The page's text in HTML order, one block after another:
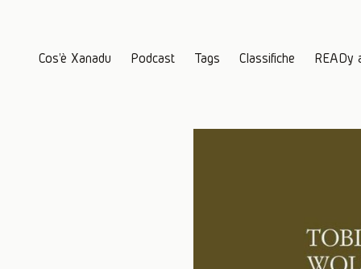
Cos'è Xanadu Podcast Tags Classifiche READy